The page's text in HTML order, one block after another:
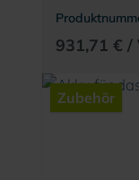
931,71 € /
Zubehör